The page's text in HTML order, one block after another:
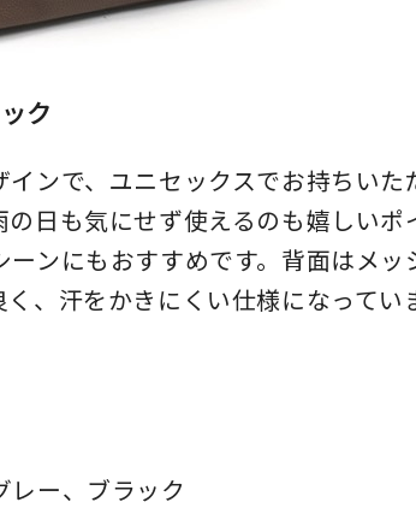
ク
ンで、ユニセックスでお持ちいた
日も気にせず使えるのも嬉しいポ
ンにもおすすめです。背面はメッ
、汗をかきにくい仕様になってい
レー、ブラック